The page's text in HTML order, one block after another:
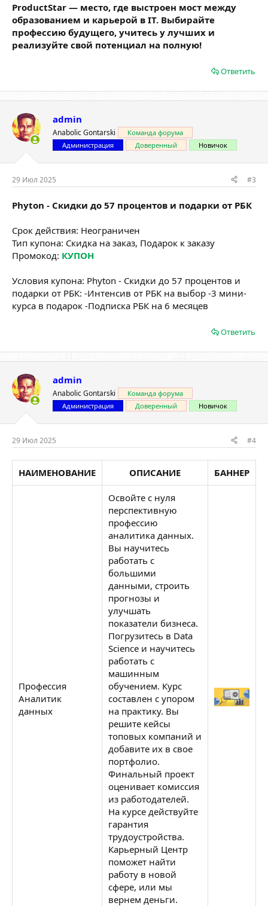
ProductStar — место, где выстроен мост между
образованием и карьерой в IT. Выбирайте
профессию будущего, учитесь у лучших и
реализуйте свой потенциал на полную!
Ответить
admin
Anabolic Gontarski
Команда форума
Администрация
Доверенный Новичок
29 Июл 2025 #3
Phyton - Скидки до 57 процентов и подарки от РБК
Срок действия: Неограничен
Тип купона: Скидка на заказ, Подарок к заказу
Промокод: КУПОН
Условия купона: Phyton - Скидки до 57 процентов и
подарки от РБК: -Интенсив от РБК на выбор -3 мини-
курса в подарок -Подписка РБК на 6 месяцев
Ответить
admin
Anabolic Gontarski
Команда форума
Администрация
Доверенный Новичок
29 Июл 2025 #4
НАИМЕНОВАНИЕ ОПИСАНИЕ БАННЕР
Профессия
Аналитик
данных
Освойте с нуля
перспективную
профессию
аналитика данных.
Вы научитесь
работать с
большими
данными, строить
прогнозы и
улучшать
показатели бизнеса.
Погрузитесь в Data
Science и научитесь
работать с
машинным
обучением. Курс
составлен с упором
на практику. Вы
решите кейсы
топовых компаний и
добавите их в свое
портфолио.
Финальный проект
оценивает комиссия
из работодателей.
На курсе действуйте
гарантия
трудоустройства.
Карьерный Центр
поможет найти
работу в новой
сфере, или мы
вернем деньги.